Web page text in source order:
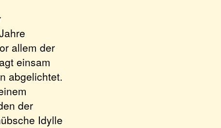
allem der
einsam
abgelichtet.
der
Idylle